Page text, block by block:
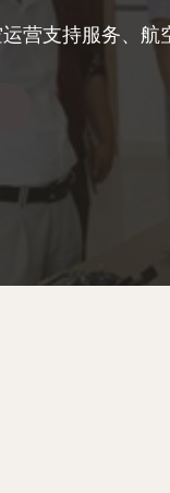
营支持服务、航